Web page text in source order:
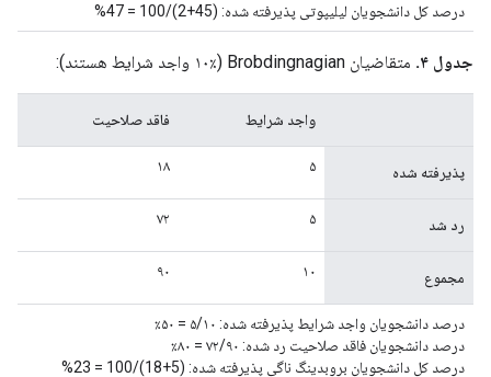
درصد کل دانشجویان لیلیپوتی پذیرفته شده: (45+2)/100 = 47%
جدول ۴. متقاضیان Brobdingnagian (۱۰٪ واجد شرایط هستند):
واجد شرایط فاقد صلاحیت
پذیرفته شده ۵ ۱۸
رد شد ۵ ۷۲
مجموع ۱۰ ۹۰
درصد دانشجویان واجد شرایط پذیرفته شده: ۵/۱۰ = ۵۰٪
درصد دانشجویان فاقد صلاحیت رد شده: ۷۲/۹۰ = ۸۰٪
درصد کل دانشجویان بروبدینگ ناگی پذیرفته شده: (5+18)/100 = 23%